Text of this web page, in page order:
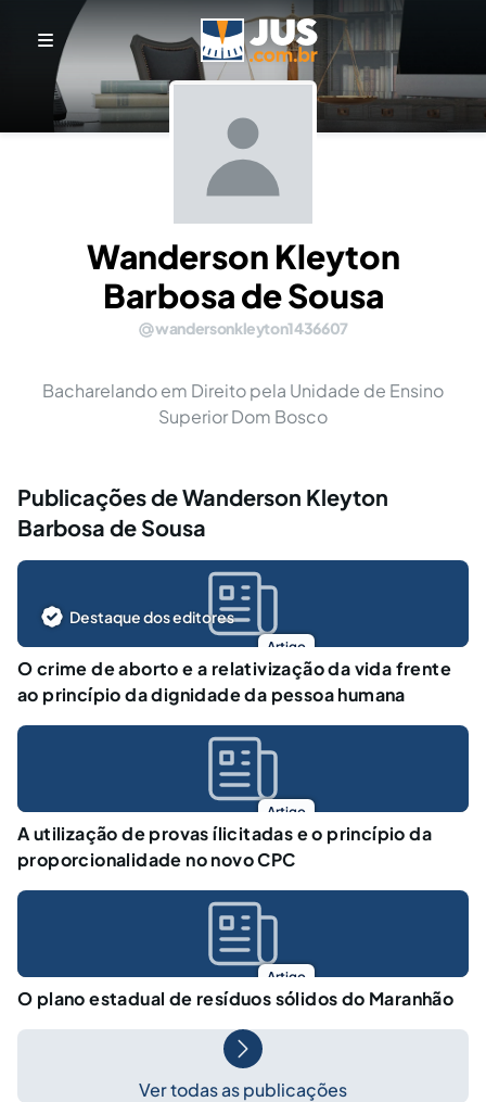
Wanderson Kleyton
Barbosa de Sousa
wandersonkleyton1436607
Bacharelando em Direito pela Unidade de Ensino
Superior Dom Bosco
Publicações de Wanderson Kleyton
Barbosa de Sousa
Artigo
Destaque dos editores
O crime de aborto e a relativização da vida frente
ao princípio da dignidade da pessoa humana
Artigo
A utilização de provas ílicitadas e o princípio da
proporcionalidade no novo CPC
Artigo
O plano estadual de resíduos sólidos do Maranhão
Ver todas as publicações